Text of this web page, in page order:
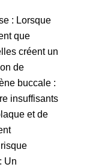
: Lorsque
que
créent un
de
buccale :
insuffisants
et de
Un